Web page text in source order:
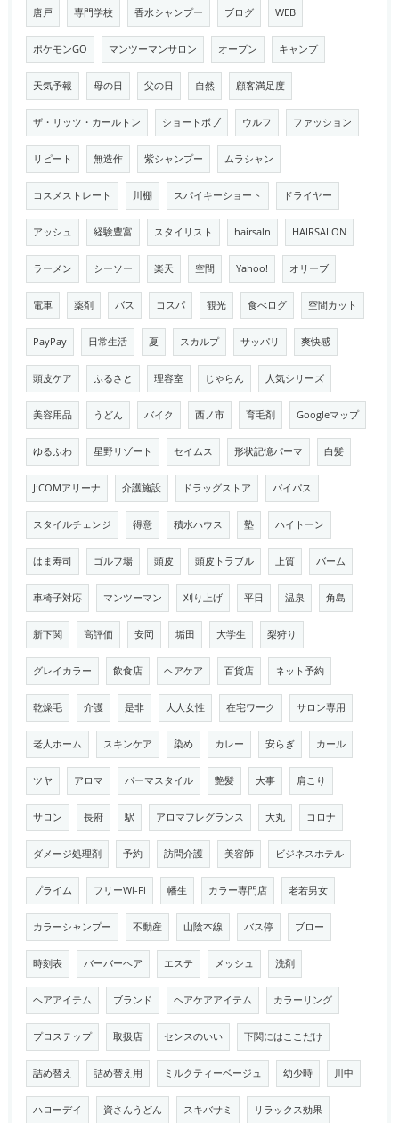
唐戸 専門学校 香水シャンプー ブログ WEB
ポケモンGO マンツーマンサロン オープン キャンプ
天気予報 母の日 父の日 自然 顧客満足度
ザ・リッツ・カールトン ショートボブ ウルフ ファッション
リピート 無造作 紫シャンプー ムラシャン
コスメストレート 川棚 スパイキーショート ドライヤー
アッシュ 経験豊富 スタイリスト hairsaln HAIRSALON
ラーメン シーソー 楽天 空間 Yahoo! オリーブ
電車 薬剤 バス コスパ 観光 食べログ 空間カット
PayPay 日常生活 夏 スカルプ サッパリ 爽快感
頭皮ケア ふるさと 理容室 じゃらん 人気シリーズ
美容用品 うどん バイク 西ノ市 育毛剤 Googleマップ
ゆるふわ 星野リゾート セイムス 形状記憶パーマ 白髪
J:COMアリーナ 介護施設 ドラッグストア バイパス
スタイルチェンジ 得意 積水ハウス 塾 ハイトーン
はま寿司 ゴルフ場 頭皮 頭皮トラブル 上質 バーム
車椅子対応 マンツーマン 刈り上げ 平日 温泉 角島
新下関 高評価 安岡 垢田 大学生 梨狩り
グレイカラー 飲食店 ヘアケア 百貨店 ネット予約
乾燥毛 介護 是非 大人女性 在宅ワーク サロン専用
老人ホーム スキンケア 染め カレー 安らぎ カール
ツヤ アロマ パーマスタイル 艶髪 大事 肩こり
サロン 長府 駅 アロマフレグランス 大丸 コロナ
ダメージ処理剤 予約 訪問介護 美容師 ビジネスホテル
プライム フリーWi-Fi 幡生 カラー専門店 老若男女
カラーシャンプー 不動産 山陰本線 バス停 ブロー
時刻表 バーバーヘア エステ メッシュ 洗剤
ヘアアイテム ブランド ヘアケアアイテム カラーリング
プロステップ 取扱店 センスのいい 下関にはここだけ
詰め替え 詰め替え用 ミルクティーベージュ 幼少時 川中
ハローデイ 資さんうどん スキバサミ リラックス効果